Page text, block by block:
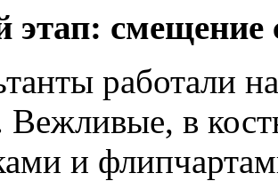
смещение
работали
в
и